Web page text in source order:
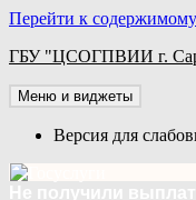
Перейти к содержимому
ГБУ "ЦСОГПВИИ г.
Меню и виджеты
Версия для